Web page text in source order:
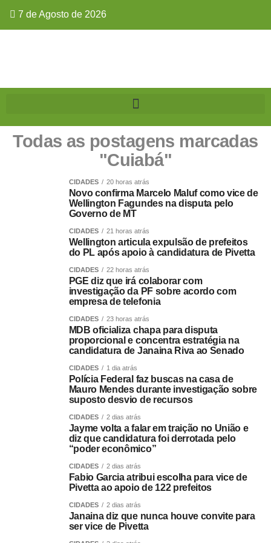
7 de Agosto de 2026
Todas as postagens marcadas
"Cuiabá"
CIDADES 20 horas atrás
Novo confirma Marcelo Maluf como vice de
Wellington Fagundes na disputa pelo
Governo de MT
CIDADES 21 horas atrás
Wellington articula expulsão de prefeitos
do PL após apoio à candidatura de Pivetta
CIDADES 22 horas atrás
PGE diz que irá colaborar com
investigação da PF sobre acordo com
empresa de telefonia
CIDADES 23 horas atrás
MDB oficializa chapa para disputa
proporcional e concentra estratégia na
candidatura de Janaina Riva ao Senado
CIDADES 1 dia atrás
Polícia Federal faz buscas na casa de
Mauro Mendes durante investigação sobre
suposto desvio de recursos
CIDADES 2 dias atrás
Jayme volta a falar em traição no União e
diz que candidatura foi derrotada pelo
“poder econômico”
CIDADES 2 dias atrás
Fabio Garcia atribui escolha para vice de
Pivetta ao apoio de 122 prefeitos
CIDADES 2 dias atrás
Janaina diz que nunca houve convite para
ser vice de Pivetta